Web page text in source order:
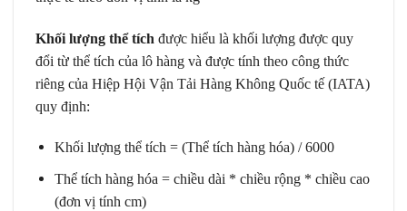
Khối lượng thể tích được hiểu là khối lượng được quy
đổi từ thể tích của lô hàng và được tính theo công thức
riêng của Hiệp Hội Vận Tải Hàng Không Quốc tế (IATA)
quy định:
Khối lượng thể tích = (Thể tích hàng hóa) / 6000
Thể tích hàng hóa = chiều dài * chiều rộng * chiều cao
(đơn vị tính cm)